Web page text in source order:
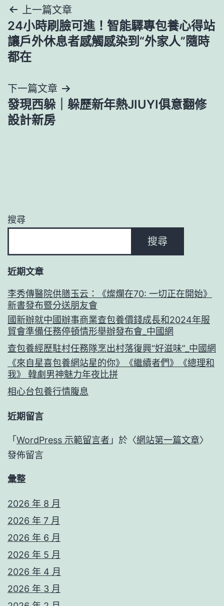
文
章
導
覽
上一篇文章
24小時刷臉可進！智能驛專包養心得站
讓戶外休息者感觸感染到“外家人”隨時
都在
下一篇文章
發現西躲｜躲歷新年熱JIUYI俱意翻修
設計新房
搜尋
搜尋
近期文章
李秀傳醫院供膳玉云：《燦爛在70: 一切正在開始》
新書發布暨分送朋友會
國新辦就中國辦事商業查包養價錢成長和2024年服
貿會準備任務停頓情形舉辦發布會_中國網
查包養經歷駐村任務隊烹出村落復興“好滋味”_中國網
《來自星喜包養網站星的你》《繼續者們》《總理和
我》 韓劇男神魅力年夜比拼
相心台包養行情腹息
近期留言
「 WordPress 示範留言者 」於〈網站第一篇文章〉
發佈留言
彙整
2026 年 8 月
2026 年 7 月
2026 年 6 月
2026 年 5 月
2026 年 4 月
2026 年 3 月